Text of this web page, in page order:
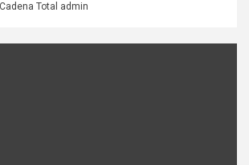
Cadena Total admin